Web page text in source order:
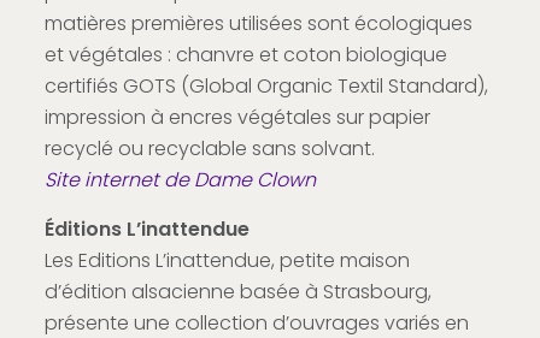
matières premières utilisées sont écologiques
et végétales : chanvre et coton biologique
certifiés GOTS (Global Organic Textil Standard),
impression à encres végétales sur papier
recyclé ou recyclable sans solvant.
Site internet de Dame Clown
Éditions L’inattendue
Les Editions L’inattendue, petite maison
d’édition alsacienne basée à Strasbourg,
présente une collection d’ouvrages variés en